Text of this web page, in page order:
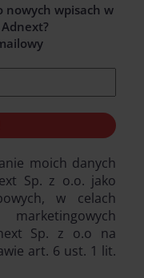
nowych wpisach w
moich danych
Sp. z o.o. jako
w celach
Sp. z o.o na
art. 6 ust. 1 lit.